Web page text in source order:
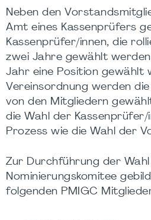
Neben den
Amt eines Kassenprüfers
Kassenprüfer/innen, die
zwei Jahre gewählt
Jahr eine Position gewählt
Vereinsordnung werden
von den Mitgliedern
die Wahl der Kassenprüfer/
Prozess wie die Wahl der
Zur Durchführung der
Nominierungskomitee
folgenden PMIGC